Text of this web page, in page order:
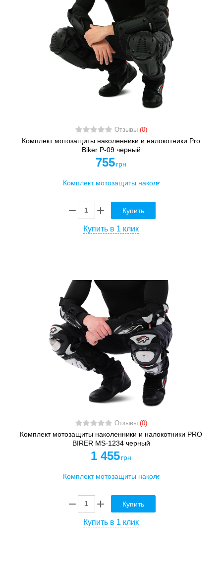
Отзывы (0)
Комплект мотозащиты наколенники и налокотники Pro
Biker P-09 черный
755 грн
Купить
Купить в 1 клик
Отзывы (0)
Комплект мотозащиты наколенники и налокотники PRO
BIRER MS-1234 черный
1 455 грн
Купить
Купить в 1 клик